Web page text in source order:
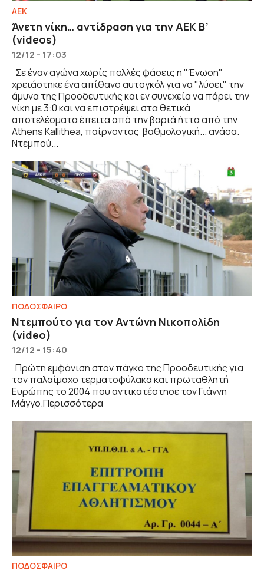
ΑΕΚ
Άνετη νίκη… αντίδραση για την ΑΕΚ Β’
(videos)
12/12 - 17:03
Σε έναν αγώνα χωρίς πολλές φάσεις η "Ένωση"
χρειάστηκε ένα απίθανο αυτογκόλ για να "λύσει" την
άμυνα της Προοδευτικής και εν συνεχεία να πάρει την
νίκη με 3:0 και να επιστρέψει στα θετικά
αποτελέσματα έπειτα από την βαριά ήττα από την
Athens Kallithea, παίρνοντας βαθμολογική... ανάσα.
Ντεμπού...
ΠΟΔΟΣΦΑΙΡΟ
Ντεμπούτο για τον Αντώνη Νικοπολίδη
(video)
12/12 - 15:40
Πρώτη εμφάνιση στον πάγκο της Προοδευτικής για
τον παλαίμαχο τερματοφύλακα και πρωταθλητή
Ευρώπης το 2004 που αντικατέστησε τον Γιάννη
Μάγγο.Περισσότερα
ΠΟΔΟΣΦΑΙΡΟ